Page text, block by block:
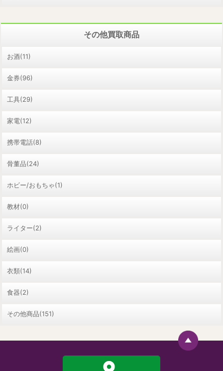
その他買取商品
お酒(11)
金券(96)
工具(29)
家電(12)
携帯電話(8)
骨董品(24)
ホビー/おもちゃ(1)
教材(0)
ライター(2)
絵画(0)
衣類(14)
食器(2)
その他商品(151)